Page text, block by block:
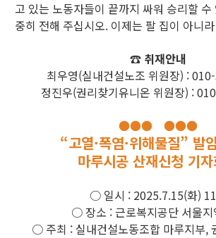
고 있는 노동자들이 끝까지 싸워 승리할 수
중히 전해 주십시오. 이제는 팔 집이 아니
☎ 취재안내
최우영(실내건설노조 위원장) :
정진우(권리찾기유니온 위원장) :
●●● ●●●
“고열·폭염·위해물질” 발
마루시공 산재신청 기
○ 일시 : 2025.7.15(화)
○ 장소 : 근로복지공단 서울지
○ 주최 : 실내건설노동조합 마루지부,